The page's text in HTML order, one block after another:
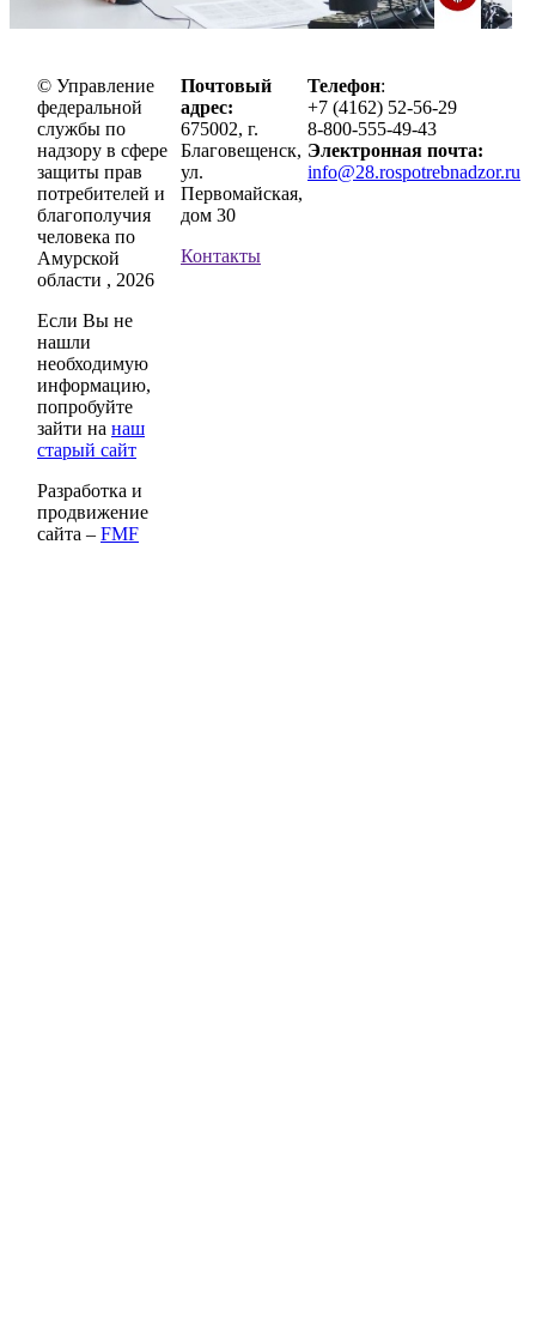
© Управление
федеральной
службы по
надзору в сфере
защиты прав
потребителей и
благополучия
человека по
Амурской
области , 2026
Если Вы не
нашли
необходимую
информацию,
попробуйте
зайти на наш
старый сайт
Разработка и
продвижение
сайта – FMF
Почтовый
адрес:
675002, г.
Благовещенск,
ул.
Первомайская,
дом 30
Контакты
Телефон:
+7 (4162) 52-56-29
8-800-555-49-43
Электронная почта:
info@28.rospotrebnadzor.ru